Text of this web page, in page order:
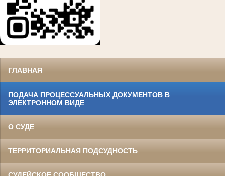
ГЛАВНАЯ
ПОДАЧА ПРОЦЕССУАЛЬНЫХ ДОКУМЕНТОВ В
ЭЛЕКТРОННОМ ВИДЕ
О СУДЕ
ТЕРРИТОРИАЛЬНАЯ ПОДСУДНОСТЬ